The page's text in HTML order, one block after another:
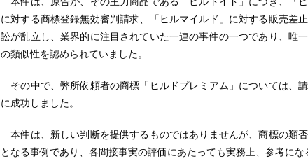
に対する商標登録無効審判請求、「ヒルマイルド」に対する販売差
訟が乱立し、業界的に注目されていた一連の事件の一つであり、唯
の類似性を認められていました。
その中で、弊所依頼者の商標「ヒルドプレミアム」については、
に成功しました。
本件は、新しい判断を提供するものではありませんが、商標の類
となる事例であり、各間接事実の評価にあたっても実務上、参考にな